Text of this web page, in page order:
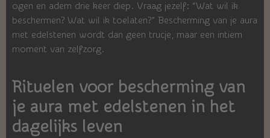
ogen en adem drie keer diep. Vraag jezelf: “Wat wil ik
beschermen? Wat wil ik toelaten?” Bescherming van je aura
met edelstenen wordt dan geen trucje, maar een intiem
moment van zelfzorg.
Rituelen voor bescherming van
je aura met edelstenen in het
dagelijks leven